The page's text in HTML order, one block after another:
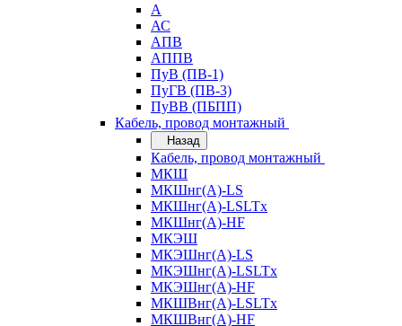
А
АС
АПВ
АППВ
ПуВ (ПВ-1)
ПуГВ (ПВ-3)
ПуВВ (ПБПП)
Кабель, провод монтажный
Назад
Кабель, провод монтажный
МКШ
МКШнг(А)-LS
МКШнг(А)-LSLTx
МКШнг(А)-HF
МКЭШ
МКЭШнг(А)-LS
МКЭШнг(А)-LSLTx
МКЭШнг(А)-HF
МКШВнг(A)-LSLTx
МКШВнг(А)-HF